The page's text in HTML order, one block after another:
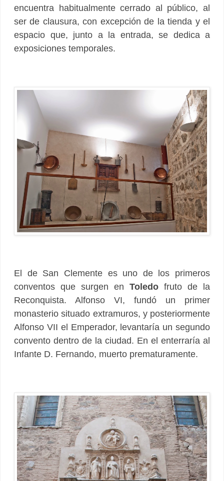
encuentra habitualmente cerrado al público, al
ser de clausura, con excepción de la tienda y el
espacio que, junto a la entrada, se dedica a
exposiciones temporales.
El de San Clemente es uno de los primeros
conventos que surgen en Toledo fruto de la
Reconquista. Alfonso VI, fundó un primer
monasterio situado extramuros, y posteriormente
Alfonso VII el Emperador, levantaría un segundo
convento dentro de la ciudad. En el enterraría al
Infante D. Fernando, muerto prematuramente.